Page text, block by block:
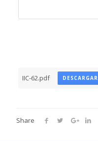
IIC-62.pdf DESCARGAR
Share